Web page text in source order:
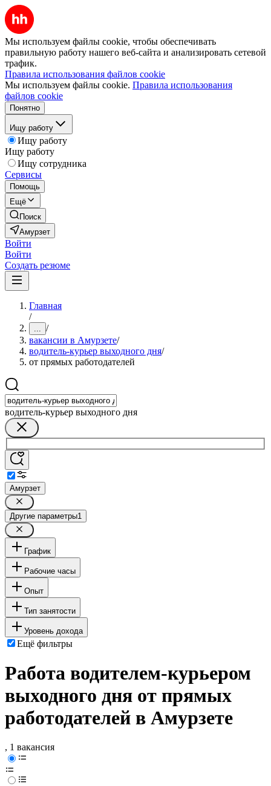
Мы используем файлы cookie, чтобы обеспечивать
правильную работу нашего веб-сайта и анализировать сетевой
трафик.
Правила использования файлов cookie
Мы используем файлы cookie. Правила использования
файлов cookie
Понятно
Ищу работу
Ищу работу
Ищу работу
Ищу сотрудника
Сервисы
Помощь
Ещё
Поиск
Амурзет
Войти
Войти
Создать резюме
Главная
/
... /
вакансии в Амурзете/
водитель-курьер выходного дня/
от прямых работодателей
водитель-курьер выходного дня
Амурзет
Другие параметры1
График
Рабочие часы
Опыт
Тип занятости
Уровень дохода
Ещё фильтры
Работа водителем-курьером
выходного дня от прямых
работодателей в Амурзете
, 1 вакансия